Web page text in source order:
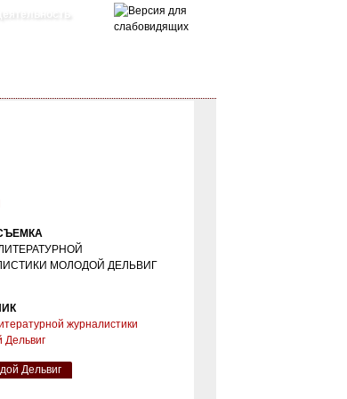
деятельность
МОЛОДОЙ ДЕЛЬВИГ
журналистики
Дельвиг
Дельвиг